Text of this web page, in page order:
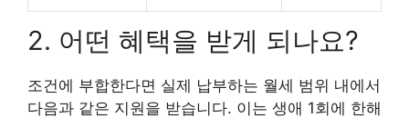
2. 어떤 혜택을 받게 되나요?
조건에 부합한다면 실제 납부하는 월세 범위 내에서
다음과 같은 지원을 받습니다. 이는 생애 1회에 한해